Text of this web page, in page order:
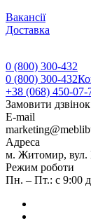
Вакансії
Доставка
0 (800) 300-432
0 (800) 300-432
+38 (068) 450-07-
Замовити дзвінок
E-mail
Адреса
м. Житомир, вул.
Режим роботи
Пн. – Пт.: с 9:00